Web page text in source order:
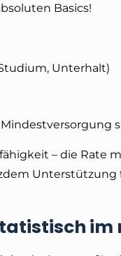
Basics!
Unterhalt)
Mindestversorgung
– die Rate